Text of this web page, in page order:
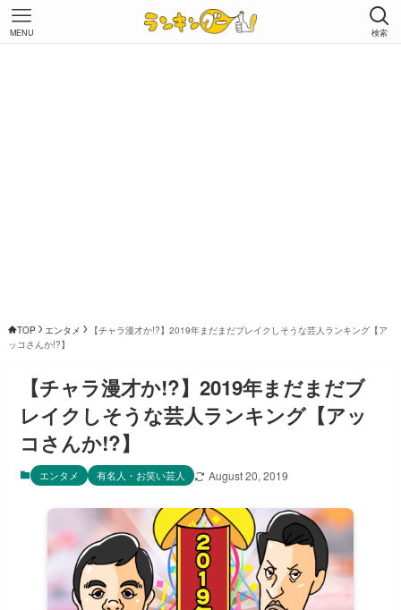
検索
MENU
TOP エンタメ
【チャラ漫才か!?】2019年まだまだブレイクしそうな芸人ランキング【ア
ッコさんか!?】
【チャラ漫才か!?】2019年まだまだブ
レイクしそうな芸人ランキング【アッ
コさんか!?】
エンタメ 有名人・お笑い芸人 August 20, 2019